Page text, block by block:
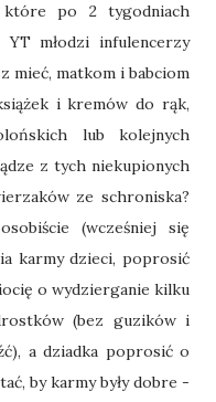
które po 2 tygodniach
młodzi infulencerzy
mieć, matkom i babciom
i kremów do rąk,
lub kolejnych
z tych niekupionych
ze schroniska?
(wcześniej się
karmy dzieci, poprosić
o wydzierganie kilku
(bez guzików i
a dziadka poprosić o
by karmy były dobre -